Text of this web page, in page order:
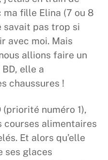
fille Elina (7 ou 8
savait pas trop si
avec moi. Mais
allions faire un
elle a
chaussures !
(priorité numéro 1),
courses alimentaires
Et alors qu’elle
ses glaces